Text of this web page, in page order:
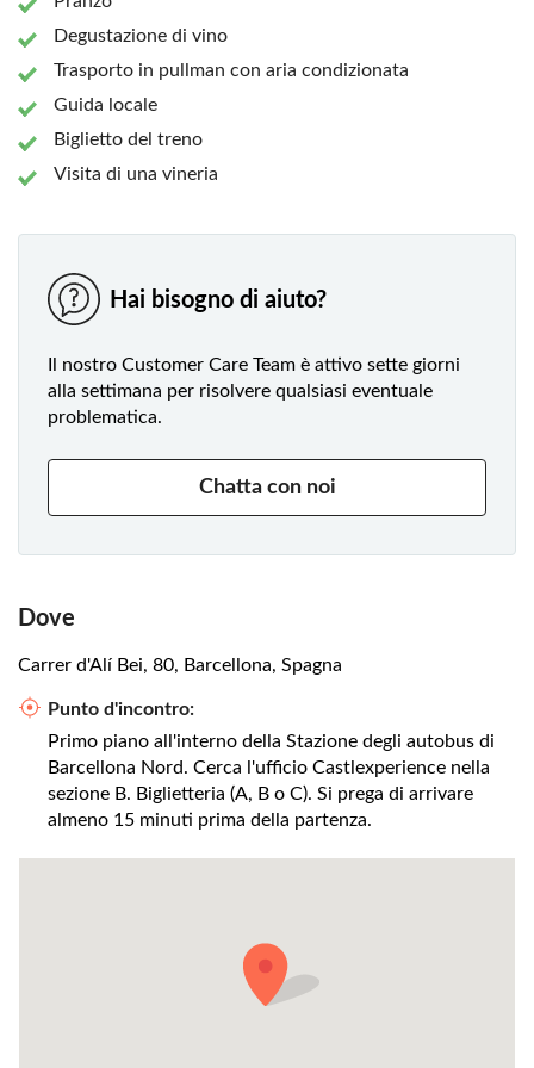
Degustazione di vino
Trasporto in pullman con aria condizionata
Guida locale
Biglietto del treno
Visita di una vineria
Hai bisogno di aiuto?
Il nostro Customer Care Team è attivo sette giorni
alla settimana per risolvere qualsiasi eventuale
problematica.
Chatta con noi
Dove
Carrer d'Alí Bei, 80, Barcellona, Spagna
Punto d'incontro:
Primo piano all'interno della Stazione degli autobus di
Barcellona Nord. Cerca l'ufficio Castlexperience nella
sezione B. Biglietteria (A, B o C). Si prega di arrivare
almeno 15 minuti prima della partenza.